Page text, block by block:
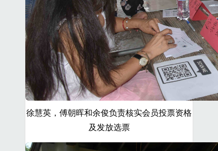
徐慧英，傅朝晖和余俊负责核实会员投票资格
及发放选票